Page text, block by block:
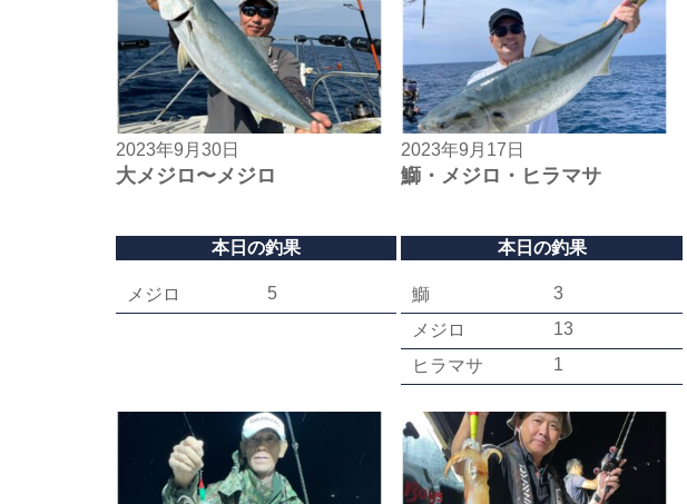
2023年9月30日
大メジロ〜メジロ
本日の釣果
メジロ 5
2023年9月17日
鰤・メジロ・ヒラマサ
本日の釣果
鰤
3
メジロ
13
ヒラマサ
1